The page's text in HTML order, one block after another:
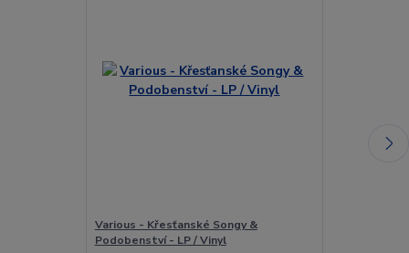
Various - Křesťanské Songy &
Podobenství - LP / Vinyl